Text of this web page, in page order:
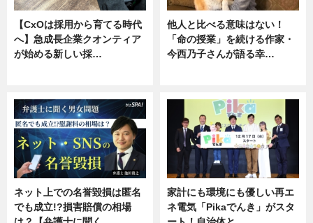
【CxOは採用から育てる時代
へ】急成長企業クオンティア
が始める新しい採…
他人と比べる意味はない！
「命の授業」を続ける作家・
今西乃子さんが語る幸…
ネット上での名誉毀損は匿名
でも成立!?損害賠償の相場
家計にも環境にも優しい再エ
ネ電気「Pikaでんき」がスタ